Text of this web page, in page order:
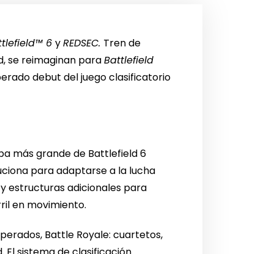
6yREDSEC. Tren de
se reimaginan paraBattlefield
debut del juego clasificatorio
más grande de Battlefield 6
para adaptarse a la lucha
estructuras adicionales para
en movimiento.
Battle Royale: cuartetos,